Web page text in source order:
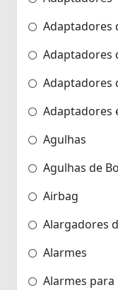
Adaptadores
Adaptadores
Adaptadores
Adaptadores
Agulhas
Agulhas de
Airbag
Alargadores
Alarmes
Alarmes